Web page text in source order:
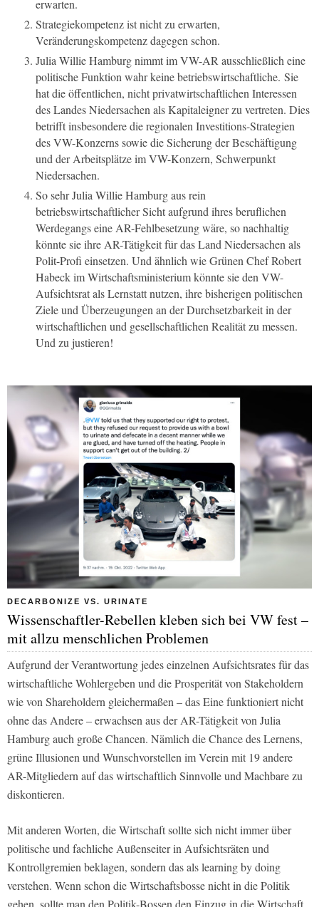
erwarten.
Strategiekompetenz ist nicht zu erwarten,
Veränderungskompetenz dagegen schon.
Julia Willie Hamburg nimmt im VW-AR ausschließlich eine
politische Funktion wahr keine betriebswirtschaftliche. Sie
hat die öffentlichen, nicht privatwirtschaftlichen Interessen
des Landes Niedersachen als Kapitaleigner zu vertreten. Dies
betrifft insbesondere die regionalen Investitions-Strategien
des VW-Konzerns sowie die Sicherung der Beschäftigung
und der Arbeitsplätze im VW-Konzern, Schwerpunkt
Niedersachen.
So sehr Julia Willie Hamburg aus rein
betriebswirtschaftlicher Sicht aufgrund ihres beruflichen
Werdegangs eine AR-Fehlbesetzung wäre, so nachhaltig
könnte sie ihre AR-Tätigkeit für das Land Niedersachen als
Polit-Profi einsetzen. Und ähnlich wie Grünen Chef Robert
Habeck im Wirtschaftsministerium könnte sie den VW-
Aufsichtsrat als Lernstatt nutzen, ihre bisherigen politischen
Ziele und Überzeugungen an der Durchsetzbarkeit in der
wirtschaftlichen und gesellschaftlichen Realität zu messen.
Und zu justieren!
DECARBONIZE VS. URINATE
Wissenschaftler-Rebellen kleben sich bei VW fest –
mit allzu menschlichen Problemen
Aufgrund der Verantwortung jedes einzelnen Aufsichtsrates für das
wirtschaftliche Wohlergeben und die Prosperität von Stakeholdern
wie von Shareholdern gleichermaßen – das Eine funktioniert nicht
ohne das Andere – erwachsen aus der AR-Tätigkeit von Julia
Hamburg auch große Chancen. Nämlich die Chance des Lernens,
grüne Illusionen und Wunschvorstellen im Verein mit 19 andere
AR-Mitgliedern auf das wirtschaftlich Sinnvolle und Machbare zu
diskontieren.
Mit anderen Worten, die Wirtschaft sollte sich nicht immer über
politische und fachliche Außenseiter in Aufsichtsräten und
Kontrollgremien beklagen, sondern das alslearning by doing
verstehen. Wenn schon die Wirtschaftsbosse nicht in die Politik
gehen, sollte man den Politik-Bossen den Einzug in die Wirtschaft